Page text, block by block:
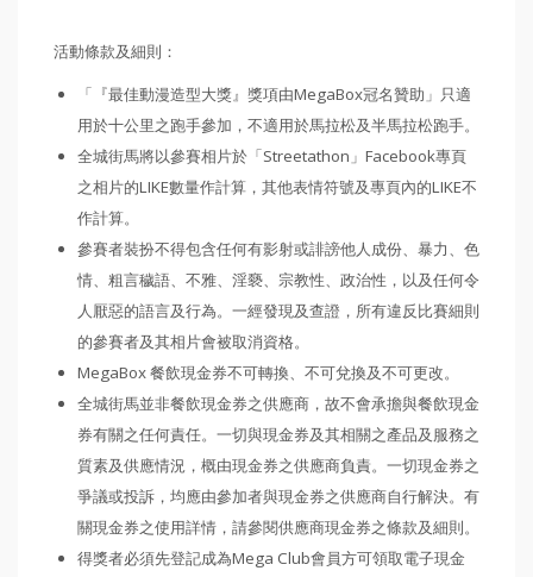
活動條款及細則：
「『最佳動漫造型大獎』獎項由MegaBox冠名贊助」只適
用於十公里之跑手參加，不適用於馬拉松及半馬拉松跑手。
全城街馬將以參賽相片於「Streetathon」Facebook專頁
之相片的LIKE數量作計算，其他表情符號及專頁內的LIKE不
作計算。
參賽者裝扮不得包含任何有影射或誹謗他人成份、暴力、色
情、粗言穢語、不雅、淫褻、宗教性、政治性，以及任何令
人厭惡的語言及行為。一經發現及查證，所有違反比賽細則
的參賽者及其相片會被取消資格。
MegaBox 餐飲現金券不可轉換、不可兌換及不可更改。
全城街馬並非餐飲現金券之供應商，故不會承擔與餐飲現金
券有關之任何責任。一切與現金券及其相關之產品及服務之
質素及供應情況，概由現金券之供應商負責。一切現金券之
爭議或投訴，均應由參加者與現金券之供應商自行解決。有
關現金券之使用詳情，請參閱供應商現金券之條款及細則。
得獎者必須先登記成為Mega Club會員方可領取電子現金